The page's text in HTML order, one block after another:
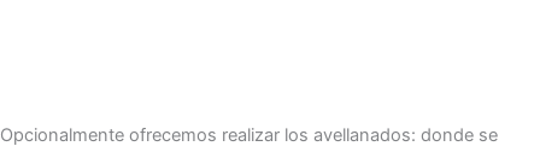
Opcionalmente ofrecemos realizar los avellanados: donde se